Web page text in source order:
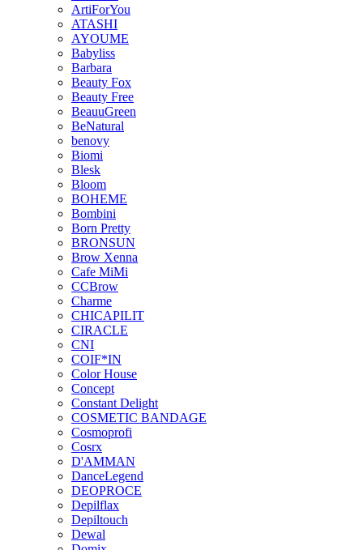
ArtiForYou
ATASHI
AYOUME
Babyliss
Barbara
Beauty Fox
Beauty Free
BeauuGreen
BeNatural
benovy
Biomi
Blesk
Bloom
BOHEME
Bombini
Born Pretty
BRONSUN
Brow Xenna
Cafe MiMi
CCBrow
Charme
CHICAPILIT
CIRACLE
CNI
COIF*IN
Color House
Concept
Constant Delight
COSMETIC BANDAGE
Cosmoprofi
Cosrx
D'AMMAN
DanceLegend
DEOPROCE
Depilflax
Depiltouch
Dewal